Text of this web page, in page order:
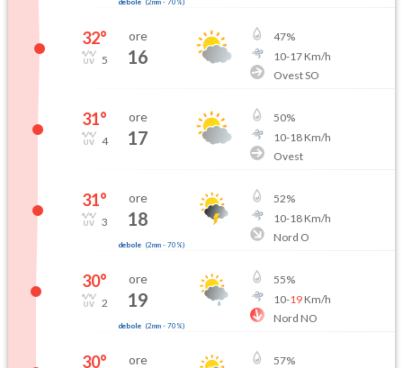
32°
5
ore
16
47%
10-17Km/h
Ovest SO
31°
4
ore
17
50%
10-18Km/h
Ovest
31°
3
ore
18
debole (2mm- 70 %)
52%
10-18Km/h
Nord O
30°
2
ore
19
debole (2mm- 70 %)
55%
10-19Km/h
Nord NO
30° ore 57%